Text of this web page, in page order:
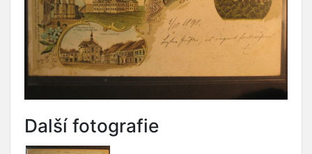
Další fotografie